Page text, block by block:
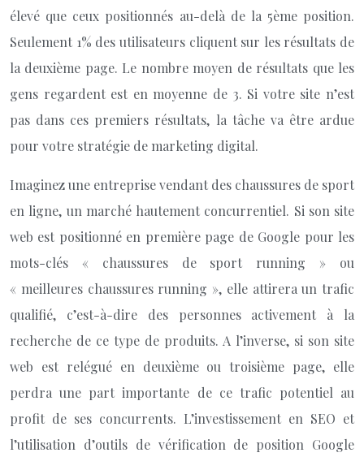
élevé que ceux positionnés au-delà de la 5ème position.
Seulement 1% des utilisateurs cliquent sur les résultats de
la deuxième page. Le nombre moyen de résultats que les
gens regardent est en moyenne de 3. Si votre site n’est
pas dans ces premiers résultats, la tâche va être ardue
pour votre stratégie de marketing digital.
Imaginez une entreprise vendant des chaussures de sport
en ligne, un marché hautement concurrentiel. Si son site
web est positionné en première page de Google pour les
mots-clés « chaussures de sport running » ou
« meilleures chaussures running », elle attirera un trafic
qualifié, c’est-à-dire des personnes activement à la
recherche de ce type de produits. A l’inverse, si son site
web est relégué en deuxième ou troisième page, elle
perdra une part importante de ce trafic potentiel au
profit de ses concurrents. L’investissement en SEO et
l’utilisation d’outils de vérification de position Google